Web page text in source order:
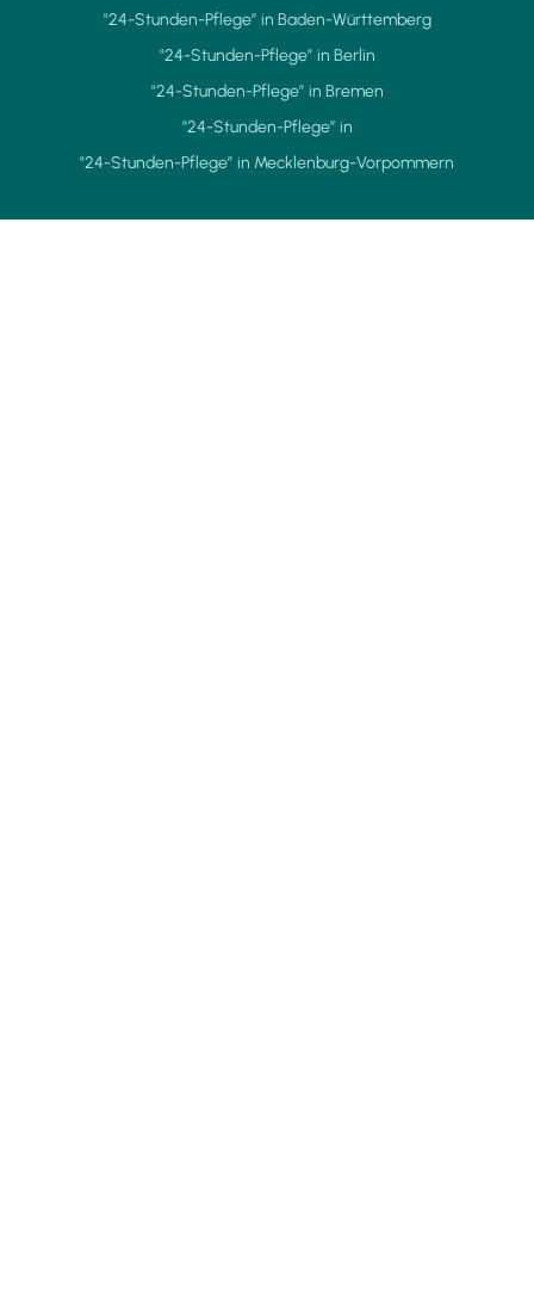
"24-Stunden-Pflege” in Baden-Württemberg
"24-Stunden-Pflege” in Berlin
"24-Stunden-Pflege” in Bremen
"24-Stunden-Pflege” in
"24-Stunden-Pflege” in Mecklenburg-Vorpommern